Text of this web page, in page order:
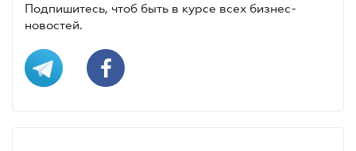
Подпишитесь, чтоб быть в курсе всех бизнес-
новостей.